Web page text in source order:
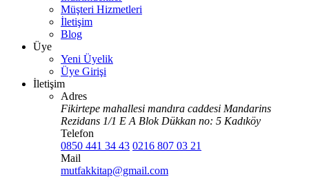
Müşteri Hizmetleri
İletişim
Blog
Üye
Yeni Üyelik
Üye Girişi
İletişim
Adres
Fikirtepe mahallesi mandıra caddesi Mandarins
Rezidans 1/1 E A Blok Dükkan no: 5 Kadıköy
Telefon
0850 441 34 43 0216 807 03 21
Mail
mutfakkitap@gmail.com